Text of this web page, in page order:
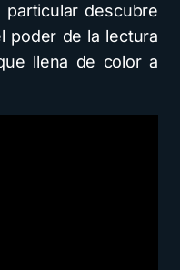
descubre
poder de la lectura
llena de color a